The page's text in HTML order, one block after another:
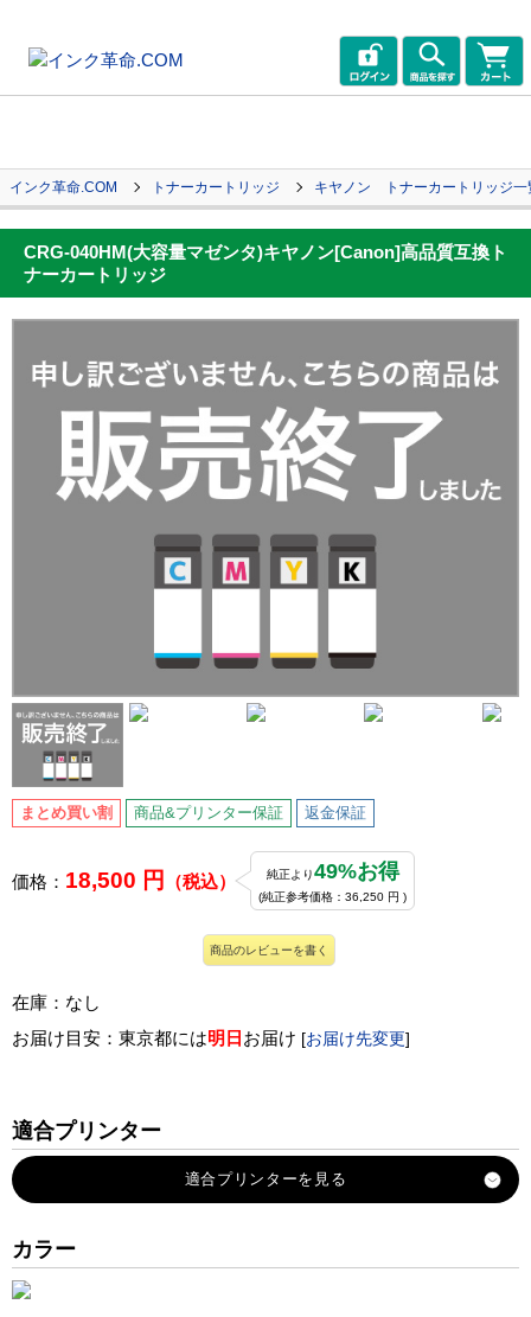
インク革命.COM トナーカートリッジ キヤノン トナーカートリッジ一
CRG-040HM(大容量マゼンタ)キヤノン[Canon]高品質互換ト
ナーカートリッジ
まとめ買い割 商品&プリンター保証 返金保証
価格： 18,500 円 （税込） 純正より49%お得
(純正参考価格：36,250 円 )
商品のレビューを書く
在庫：なし
お届け目安：東京都には明日 お届け [お届け先変更]
適合プリンター
カラー